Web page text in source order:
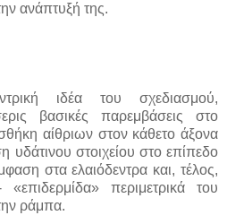
ανάπτυξή της.
ιδέα του σχεδιασμού,
βασικές παρεμβάσεις στο
αίθριων στον κάθετο άξονα
υδάτινου στοιχείου στο επίπεδο
στα ελαιόδεντρα και, τέλος,
περιμετρικά του
ράμπα.